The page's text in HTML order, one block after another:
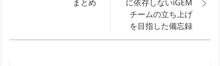
まとめ
に依存しないiGEM
チームの立ち上げ
を目指した備忘録